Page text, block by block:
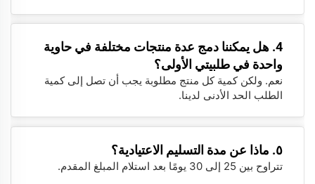
4. هل يمكننا دمج عدة منتجات مختلفة في حاوية
واحدة في طلبيتي الأولى؟
نعم. ولكن كمية كل منتج مطلوبة يجب أن تصل إلى كمية
الطلب الحد الأدنى لدينا.
٥. ماذا عن مدة التسليم الاعتيادية؟
تتراوح بين 25 إلى 30 يومًا بعد استلام المبلغ المقدم.